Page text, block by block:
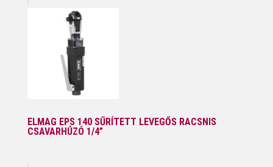
ELMAG EPS 140 SŰRÍTETT LEVEGŐS RACSNIS
CSAVARHÚZÓ 1/4”